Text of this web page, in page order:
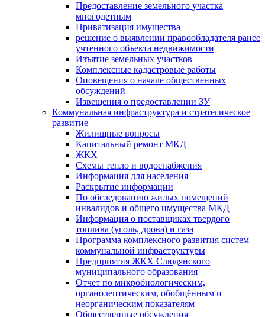
Предоставление земельного участка
многодетным
Приватизация имущества
решение о выявлении правообладателя ранее
учтенного объекта недвижимости
Изъятие земельных участков
Комплексные кадастровые работы
Оповещения о начале общественных
обсуждений
Извещения о предоставлении ЗУ
Коммунальная инфраструктура и стратегическое
развитие
Жилищные вопросы
Капитальный ремонт МКД
ЖКХ
Схемы тепло и водоснабжения
Информация для населения
Раскрытие информации
По обследованию жилых помещений
инвалидов и общего имущества МКД
Информация о поставщиках твердого
топлива (уголь, дрова) и газа
Программа комплексного развития систем
коммунальной инфраструктуры
Предприятия ЖКХ Слюдянского
муниципального образования
Отчет по микробиологическим,
органолептическим, обобщённым и
неорганическим показателям
Общественные обсуждения